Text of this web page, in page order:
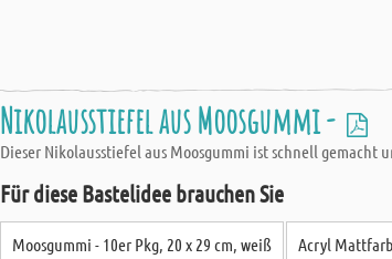
Nikolausstiefel aus Moosgummi -
Dieser Nikolausstiefel aus Moosgummi ist schnell
Für diese Bastelidee brauchen Sie
Moosgummi - 10er Pkg, 20 x 29 cm, weiß Acryl